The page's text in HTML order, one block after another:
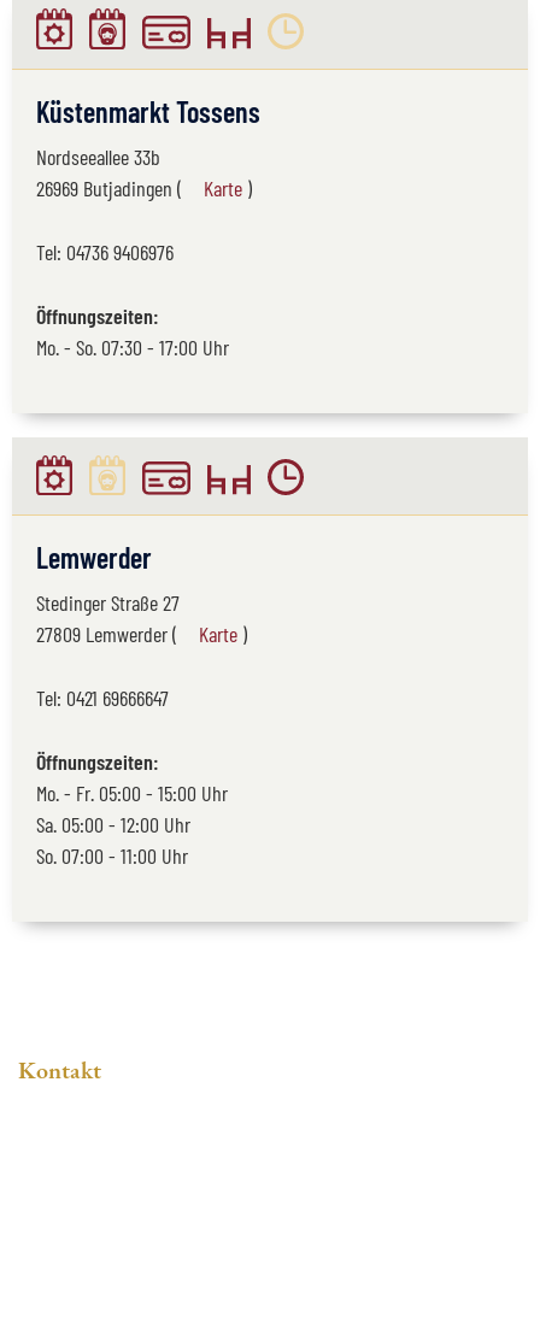
Küstenmarkt Tossens
Nordseeallee 33b
26969 Butjadingen (
Karte )
Tel: 04736 9406976
Öffnungszeiten:
Mo. - So. 07:30 - 17:00 Uhr
Lemwerder
Stedinger Straße 27
27809 Lemwerder (
Karte )
Tel: 0421 69666647
Öffnungszeiten:
Mo. - Fr. 05:00 - 15:00 Uhr
Sa. 05:00 - 12:00 Uhr
So. 07:00 - 11:00 Uhr
Kontakt